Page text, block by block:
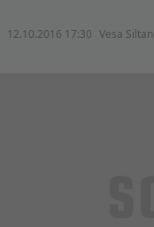
12.10.2016 17:30 Vesa